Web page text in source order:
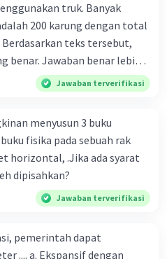
truk. Banyak
200 karung dengan total
teks tersebut,
benar. Jawaban benar lebih
kemasan 25 kg adalah 50
50 kg adalah 150
kemasan 25 kg dan 50 kg
teks tersebut, jika
adalah Rp7.500 dan karung
angkut semua beras yang
Rp2.540.000 C. Rp2.312.000 B.
Jawaban terverifikasi
menyusun 3 buku
fisika pada sebuah rak
horizontal, .Jika ada syarat
dipisahkan?
Jawaban terverifikasi
pemerintah dapat
.... a. Ekspansif dengan